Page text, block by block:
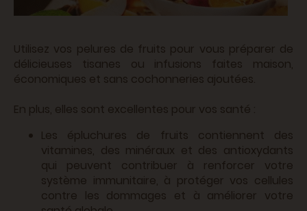
Utilisez vos pelures de fruits pour vous préparer de
délicieuses tisanes ou infusions faites maison,
économiques et sans cochonneries ajoutées.
En plus, elles sont excellentes pour vos santé :
Les épluchures de fruits contiennent des
vitamines, des minéraux et des antioxydants
qui peuvent contribuer à renforcer votre
système immunitaire, à protéger vos cellules
contre les dommages et à améliorer votre